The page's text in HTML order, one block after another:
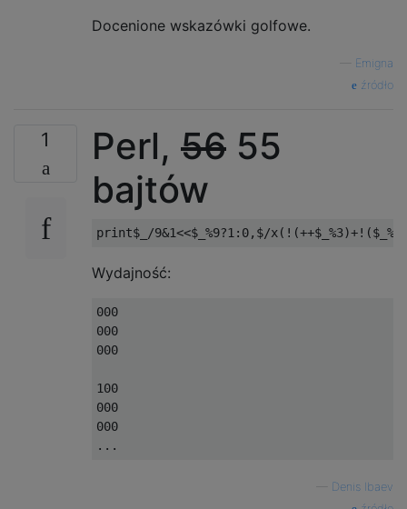
.XX
XX.
.X.
XXX
.X.
...
.X.
..X
.X.
Docenione wskazówki golfowe.
Emigna
źródło
1 Perl, 56 55
bajtów
Wydajność:
000
000
000
100
000
000
Denis Ibaev